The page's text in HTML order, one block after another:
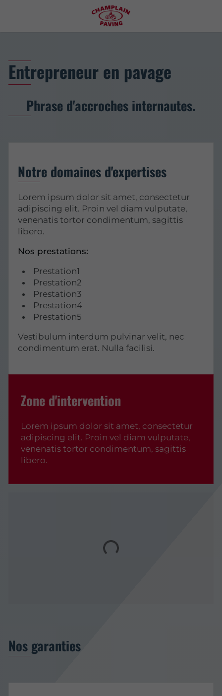
Entrepreneur en pavage
Phrase d'accroches internautes.
Notre domaines d'expertises
Lorem ipsum dolor sit amet, consectetur
adipiscing elit. Proin vel diam vulputate,
venenatis tortor condimentum, sagittis
libero.
Nos prestations:
Prestation1
Prestation2
Prestation3
Prestation4
Prestation5
Vestibulum interdum pulvinar velit, nec
condimentum erat. Nulla facilisi.
Zone d'intervention
Lorem ipsum dolor sit amet, consectetur
adipiscing elit. Proin vel diam vulputate,
venenatis tortor condimentum, sagittis
libero.
Nos garanties